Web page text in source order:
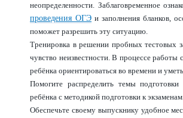
неопределенности. Заблаговременное
проведения ОГЭ и заполнения бланков,
поможет разрешить эту ситуацию.
Тренировка в решении пробных тестовых
чувство неизвестности. В процессе работы
ребёнка ориентироваться во времени и
Помогите распределить темы
ребёнка с методикой подготовки к
Обеспечьте своему выпускнику удобное